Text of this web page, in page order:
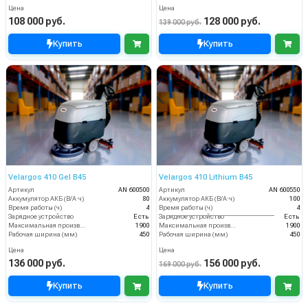
Цена
108 000 руб.
Купить
Цена
139 000 руб. 128 000 руб.
Купить
Velargos 410 Gel B45
Артикул
AN 600500
Аккумулятор АКБ (В/А·ч)
80
Время работы (ч)
4
Зарядное устройство
Есть
Максимальная производительность (кв.м/час)
1900
Рабочая ширина (мм)
450
Цена
136 000 руб.
Купить
Velargos 410 Lithium B45
Артикул
AN 600550
Аккумулятор АКБ (В/А·ч)
100
Время работы (ч)
4
Зарядное устройство
Есть
Максимальная производительность (кв.м/час)
1900
Рабочая ширина (мм)
450
Цена
169 000 руб. 156 000 руб.
Купить